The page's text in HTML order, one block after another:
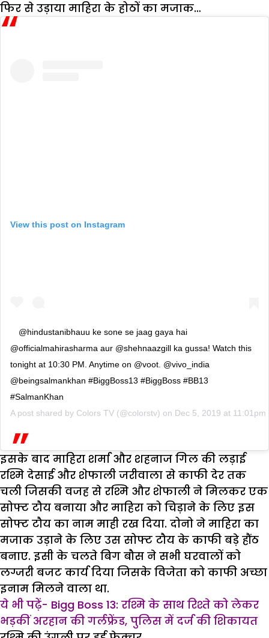
फिर से उड़ाया माहिरा के होठों का मजाक…
View this post on Instagram
@hindustanibhauu ke sone se jaag gaya hai
@officialmahirasharma aur @shehnaazgill ka gussa! Watch this
tonight at 10:30 PM. Anytime on @voot. @vivo_india
@beingsalmankhan #BiggBoss13 #BiggBoss #BB13
#SalmanKhan
A post shared by Colors TV (@colorstv) on Dec 5, 2019 at 11:01pm
इसके बाद माहिरा शर्मा और शहनाज गिल की लड़ाई
रश्मि देसाई और शेफाली जरीवाला से काफी देर तक
चली जिसकी वजह से रश्मि और शेफाली ने मिलकर एक
सोफ्ट टौय बनाया और माहिरा को चिड़ाने के लिए इस
सोफ्ट टौय का नाम माही रख दिया. दोनो ने माहिरा का
मजाक उड़ाने के लिए उस सोफ्ट टौय के काफी बड़े हौंठ
बनाए. इसी के चलते बिग बौस ने सभी घरवालों को
लग्जरी बजट कार्य दिया जिसके विजेता को काफी अच्छा
इनाम मिलने वाला था.
ये भी पढ़ें- Bigg Boss 13: रश्मि के साथ रिश्ते को लेकर
भड़कीं अरहान की गर्लफ्रेंड, पुलिस में दर्ज की शिकायत